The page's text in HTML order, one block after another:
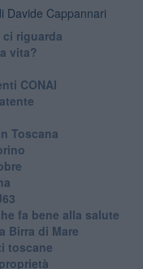
Davide Cappannari
ci riguarda
vita?
CONAI
Toscana
fa bene alla salute
Birra di Mare
toscane